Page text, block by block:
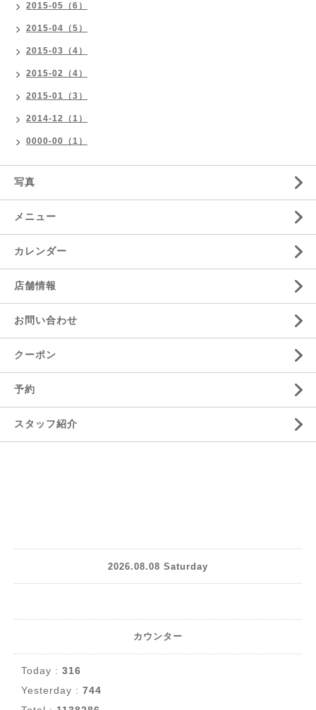
2015-05（6）
2015-04（5）
2015-03（4）
2015-02（4）
2015-01（3）
2014-12（1）
0000-00（1）
写真
メニュー
カレンダー
店舗情報
お問い合わせ
クーポン
予約
スタッフ紹介
2026.08.08 Saturday
カウンター
Today : 316
Yesterday : 744